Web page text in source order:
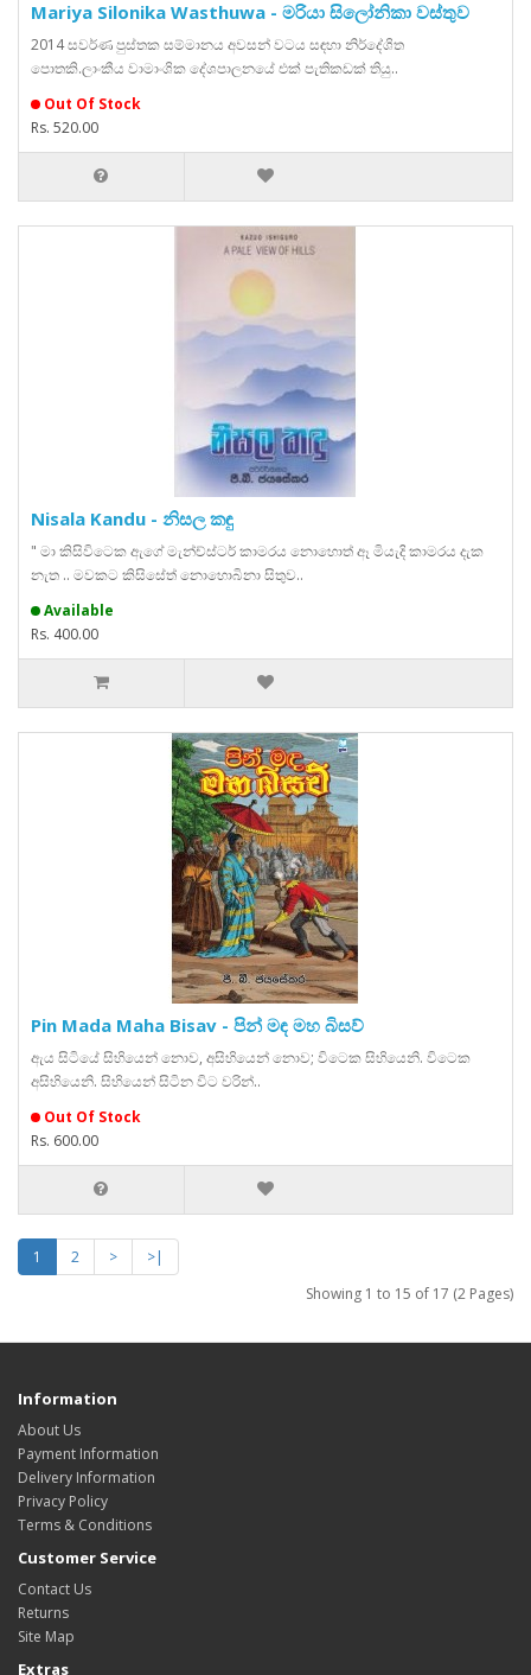
Mariya Silonika Wasthuwa - මරියා සිලෝනිකා වස්තුව
2014 සවර්ණ පුස්තක සම්මානය අවසන් වටය සඳහා නිර්දේශිත
පොතකි.ලාංකීය වාමාංශික දේශපාලනයේ එක් පැතිකඩක් තියු..
Out Of Stock
Rs. 520.00
Nisala Kandu - නිසල කඳු
" මා කිසිවිටෙක ඇගේ මැන්ච්ස්ටර් කාමරය නොහොත් ඈ මියැදි කාමරය දැක
නැත .. මවකට කිසිසේත් නොහොබිනා සිතුව..
Available
Rs. 400.00
Pin Mada Maha Bisav - පින් මඳ මහ බිසව්
ඇය සිටියේ සිහියෙන් නොව, අසිහියෙන් නොව; විටෙක සිහියෙනි. විටෙක
අසිහියෙනි. සිහියෙන් සිටින විට වරින්..
Out Of Stock
Rs. 600.00
1 2 >
>|
Showing 1 to 15 of 17 (2 Pages)
Information
About Us
Payment Information
Delivery Information
Privacy Policy
Terms & Conditions
Customer Service
Contact Us
Returns
Site Map
Extras